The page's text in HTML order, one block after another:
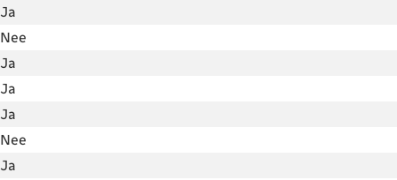
Ja
Nee
Ja
Ja
Ja
Nee
Ja